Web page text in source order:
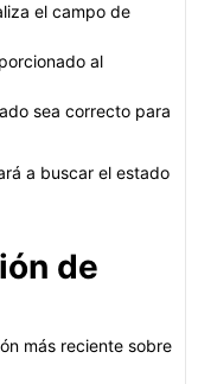
el campo de
al
sea correcto para
a buscar el estado
de
más reciente sobre